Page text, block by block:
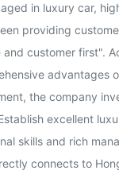
in luxury car,
providing
customer first".
advantages
the company
excellent
skills and rich
connects to